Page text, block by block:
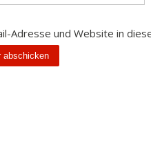
Adresse und Website in